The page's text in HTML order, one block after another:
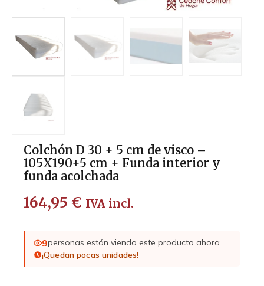
Colchón D 30 + 5 cm de visco –
105X190+5 cm + Funda interior y
funda acolchada
164,95 € IVA incl.
9personas están viendo este producto ahora
¡Quedan pocas unidades!